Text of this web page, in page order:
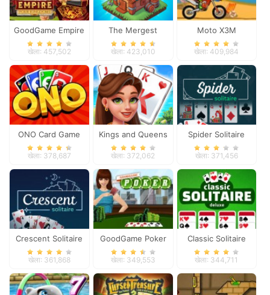
GoodGame Empire
खेला: 457,502
The Mergest
Kingdom
खेला: 423,010
Moto X3M
खेला: 409,984
ONO Card Game
खेला: 378,687
Kings and Queens
Solitaire Tripeaks
खेला: 372,062
Spider Solitaire
खेला: 371,456
Crescent Solitaire
खेला: 361,868
GoodGame Poker
खेला: 349,553
Classic Solitaire
Deluxe
खेला: 344,711